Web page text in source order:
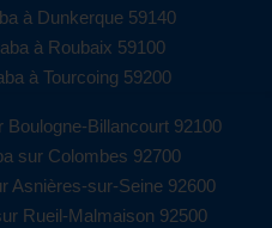
à Dunkerque 59140
à Roubaix 59100
à Tourcoing 59200
Billancourt 92100
sur Colombes 92700
Asnières-sur-Seine 92600
Rueil-Malmaison 92500